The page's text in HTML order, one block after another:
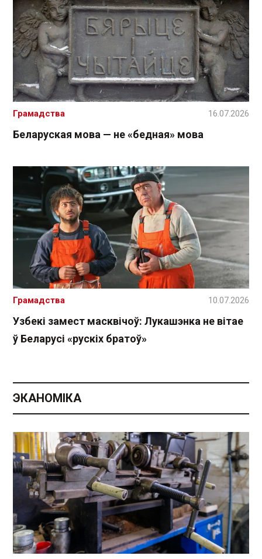
Беларуская мова — не «бедная» мова
Грамадства 16.07.2026
Узбекі замест масквічоў: Лукашэнка не вітае
ў Беларусі «рускіх братоў»
Грамадства 10.07.2026
ЭКАНОМІКА